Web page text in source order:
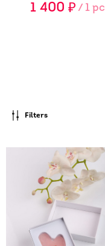
1 400 ₽ / 1 pc
Filters